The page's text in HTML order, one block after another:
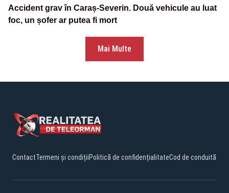
Accident grav în Caraș-Severin. Două vehicule au luat
foc, un șofer ar putea fi mort
Mai Multe
ContactTermeni și condițiiPolitică de confidențialitateCod de conduită